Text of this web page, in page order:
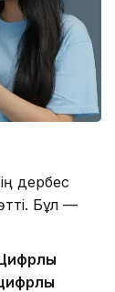
дербес
Бұл —